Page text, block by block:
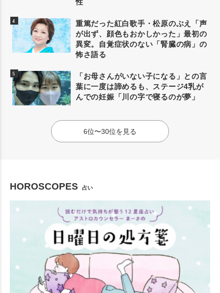
性
重篤だった紅白歌手・松原のぶえ「声
が出ず、顔色もおかしかった」最初の
異変。自覚症状のない「腎臓の病」の
怖さ語る
「お母さんがいない子になる」との言
葉に一度は諦めるも、ステージ4乳が
んでの妊娠「川の字で寝るのが夢」
6位〜30位を見る
HOROSCOPES 占い